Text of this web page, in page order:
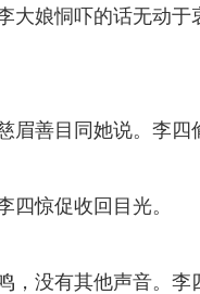
大娘恫吓的话无动
眉善目同她说。李
四惊促收回目光。
，没有其他声音。